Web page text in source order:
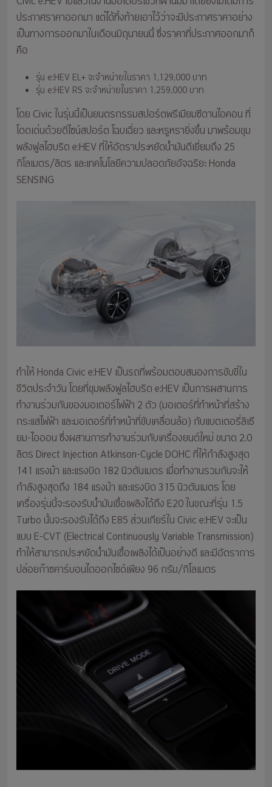
ประกาศราคาออกมา แต่ได้ทิ้งท้ายเอาไว้ว่าจะมีประกาศราคาอย่าง
เป็นทางการออกมาในเดือนมิถุนายนนี้ ซึ่งราคาที่ประกาศออกมาก็
คือ
รุ่น e:HEV EL+ จะจำหน่ายในราคา 1,129,000 บาท
รุ่น e:HEV RS จะจำหน่ายในราคา 1,259,000 บาท
โดย Civic ในรุ่นนี้เป็นยนตรกรรมสปอร์ตพรีเมียมซีดานไอคอน ที่
โดดเด่นด้วยดีไซน์สปอร์ต โฉบเฉี่ยว และหรูหรายิ่งขึ้น มาพร้อมขุม
พลังฟูลไฮบริด e:HEV ที่ให้อัตราประหยัดน้ำมันดีเยี่ยมถึง 25
กิโลเมตร/ลิตร และเทคโนโลยีความปลอดภัยอัจฉริยะ Honda
SENSING
ทำให้ Honda Civic e:HEV เป็นรถที่พร้อมตอบสนองการขับขี่ใน
ชีวิตประจำวัน โดยที่ขุมพลังฟูลไฮบริด e:HEV เป็นการผสานการ
ทำงานร่วมกันของมอเตอร์ไฟฟ้า 2 ตัว (มอเตอร์ที่ทำหน้าที่สร้าง
กระแสไฟฟ้า และมอเตอร์ที่ทำหน้าที่ขับเคลื่อนล้อ) กับแบตเตอรี่ลิเธี
ยม-ไอออน ซึ่งผสานการทำงานร่วมกับเครื่องยนต์ใหม่ ขนาด 2.0
ลิตร Direct Injection Atkinson-Cycle DOHC ที่ให้กำลังสูงสุด
141 แรงม้า และแรงบิด 182 นิวตันเมตร เมื่อทำงานรวมกันจะให้
กำลังสูงสุดถึง 184 แรงม้า และแรงบิด 315 นิวตันเมตร โดย
เครื่องรุ่นนี้จะรองรับน้ำมันเชื้อเพลิงได้ถึง E20 ในขณะที่รุ่น 1.5
Turbo นั้นจะรองรับได้ถึง E85 ส่วนเกียร์ใน Civic e:HEV จะเป็น
แบบ E-CVT (Electrical Continuously Variable Transmission)
ทำให้สามารถประหยัดน้ำมันเชื้อเพลิงได้เป็นอย่างดี และมีอัตราการ
ปล่อยก๊าซคาร์บอนไดออกไซด์เพียง 96 กรัม/กิโลเมตร